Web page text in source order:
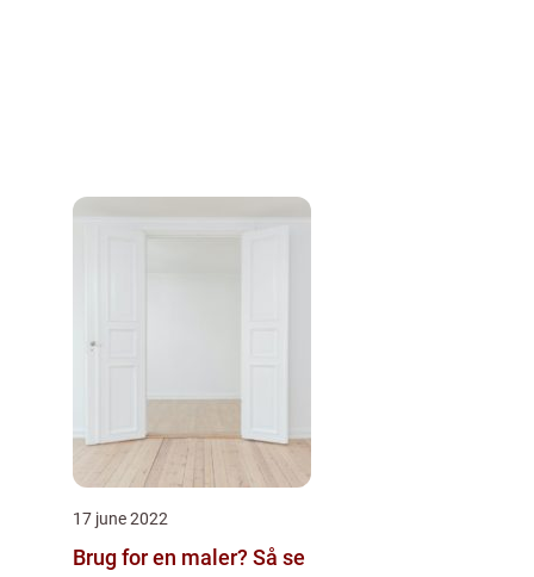
17 june 2022
Brug for en maler? Så se